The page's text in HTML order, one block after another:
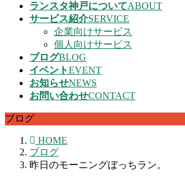
ランスタ神戸についてABOUT
サービス紹介SERVICE
企業向けサービス
個人向けサービス
ブログBLOG
イベントEVENT
お知らせNEWS
お問い合わせCONTACT
ブログ
HOME
ブログ
昨日のモーニングぼっちラン。